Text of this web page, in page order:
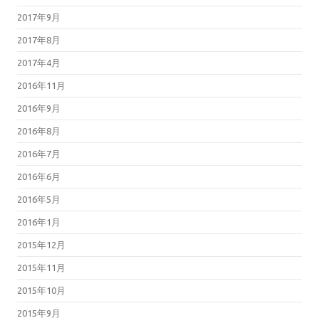
2017年9月
2017年8月
2017年4月
2016年11月
2016年9月
2016年8月
2016年7月
2016年6月
2016年5月
2016年1月
2015年12月
2015年11月
2015年10月
2015年9月